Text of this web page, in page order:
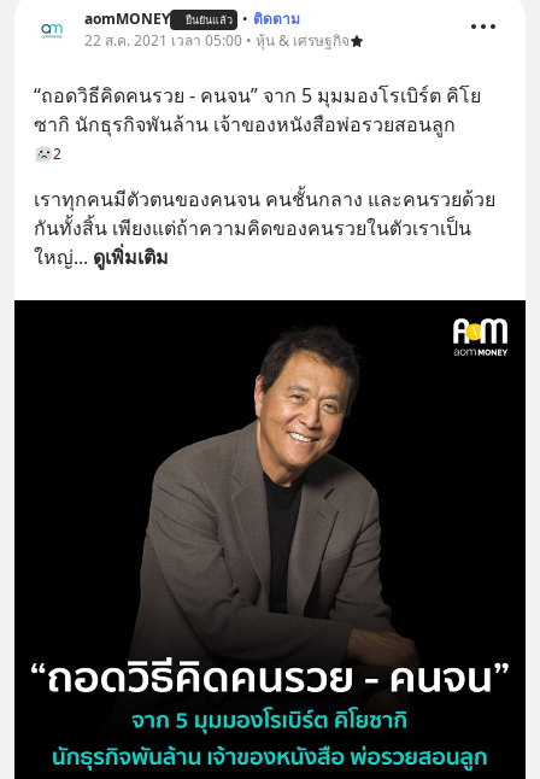
aomMONEY ยืนยันแล้ว • ติดตาม
22 ส.ค. 2021 เวลา 05:00 • หุ้น & เศรษฐกิจ
“ถอดวิธีคิดคนรวย - คนจน” จาก 5 มุมมองโรเบิร์ต คิโย
ซากิ นักธุรกิจพันล้าน เจ้าของหนังสือพ่อรวยสอนลูก
2
เราทุกคนมีตัวตนของคนจน คนชั้นกลาง และคนรวยด้วย
กันทั้งสิ้น เพียงแต่ถ้าความคิดของคนรวยในตัวเราเป็น
ใหญ่... ดูเพิ่มเติม